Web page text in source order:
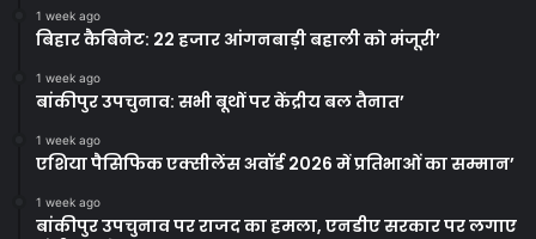
1 week ago
बिहार कैबिनेट: 22 हजार आंगनबाड़ी बहाली को मंजूरी’
1 week ago
बांकीपुर उपचुनाव: सभी बूथों पर केंद्रीय बल तैनात’
1 week ago
एशिया पैसिफिक एक्सीलेंस अवॉर्ड 2026 में प्रतिभाओं का सम्मान’
1 week ago
बांकीपुर उपचुनाव पर राजद का हमला, एनडीए सरकार पर लगाए